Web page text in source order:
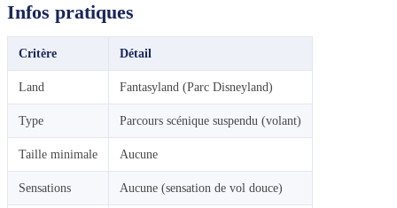
Infos pratiques
Critère Détail
Land Fantasyland (Parc Disneyland)
Type Parcours scénique suspendu (volant)
Taille minimale Aucune
Sensations Aucune (sensation de vol douce)